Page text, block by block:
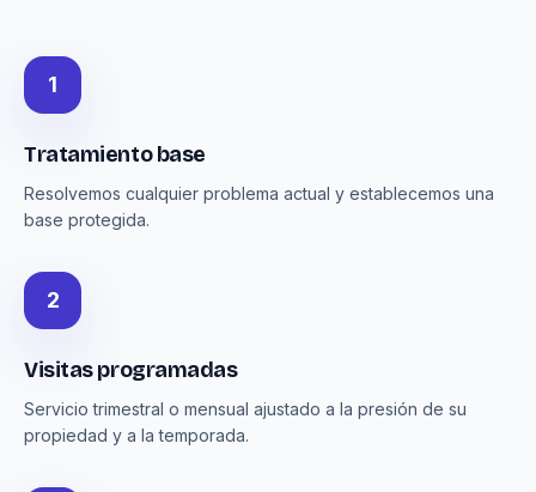
1
Tratamiento base
Resolvemos cualquier problema actual y establecemos una
base protegida.
2
Visitas programadas
Servicio trimestral o mensual ajustado a la presión de su
propiedad y a la temporada.